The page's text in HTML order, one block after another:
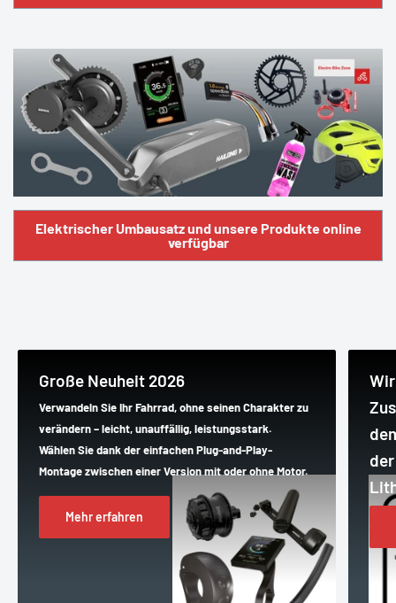
Elektrischer Umbausatz und unsere Produkte online
verfügbar
Große Neuheit 2026
Verwandeln Sie Ihr Fahrrad, ohne seinen Charakter zu
verändern – leicht, unauffällig, leistungsstark.
Wählen Sie dank der einfachen Plug-and-Play-
Montage zwischen einer Version mit oder ohne Motor.
Mehr erfahren